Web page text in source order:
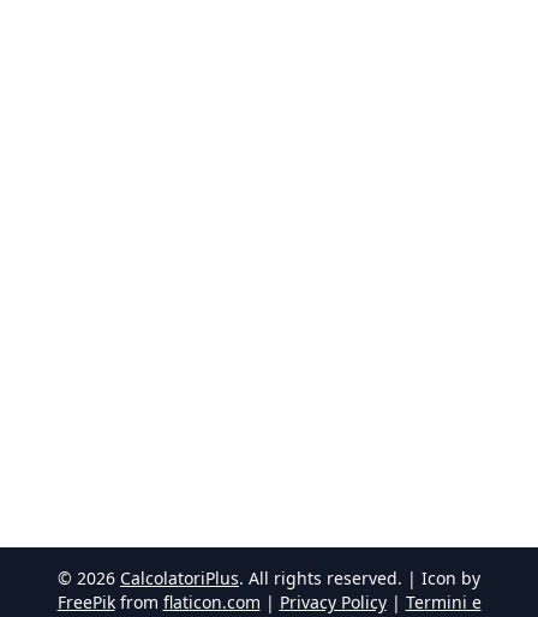
© 2026 CalcolatoriPlus. All rights reserved. | Icon by
FreePik from flaticon.com | Privacy Policy| Termini e